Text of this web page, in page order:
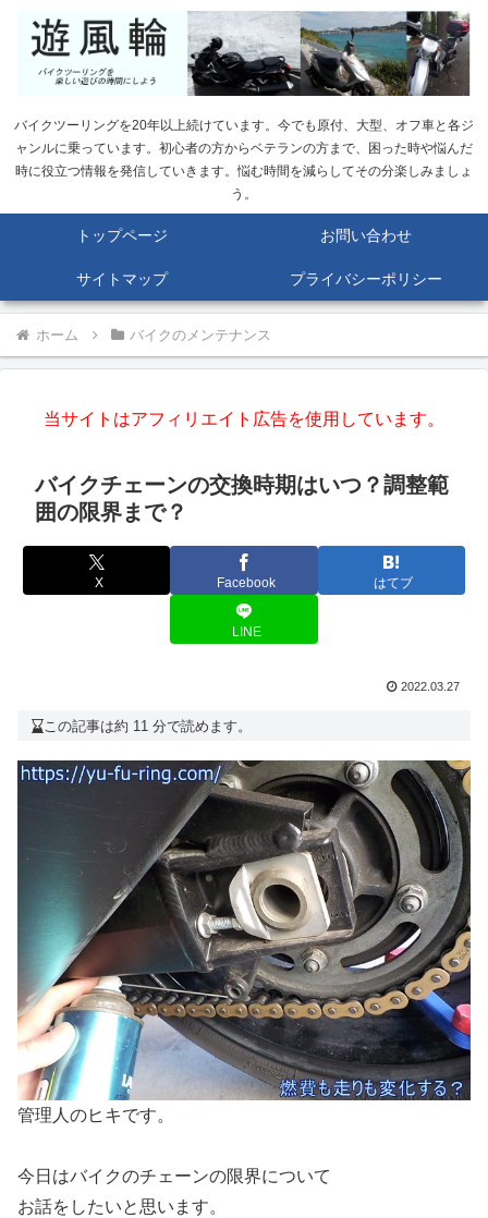
バイクツーリングを20年以上続けています。今でも原付、大型、オフ車と各ジ
ャンルに乗っています。初心者の方からベテランの方まで、困った時や悩んだ
時に役立つ情報を発信していきます。悩む時間を減らしてその分楽しみましょ
う。
トップページ お問い合わせ
サイトマップ プライバシーポリシー
ホーム バイクのメンテナンス
当サイトはアフィリエイト広告を使用しています。
バイクチェーンの交換時期はいつ？調整範
囲の限界まで？
X Facebook はてブ
LINE
2022.03.27
この記事は約 11 分で読めます。
管理人のヒキです。
今日はバイクのチェーンの限界について
お話をしたいと思います。